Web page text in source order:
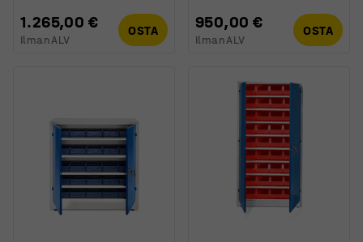
1.265,00 €
Ilman ALV
OSTA 950,00 €
Ilman ALV
OSTA